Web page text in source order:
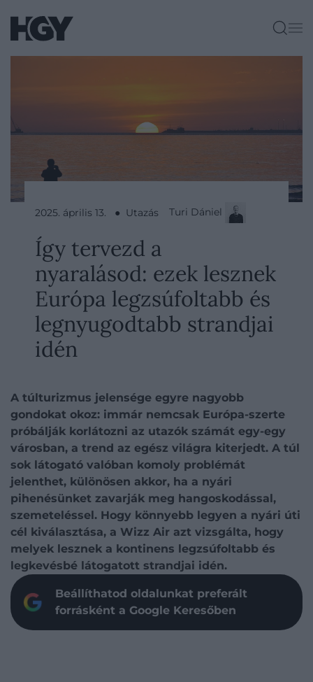
2025. április 13. ● Utazás Turi Dániel
Így tervezd a
nyaralásod: ezek lesznek
Európa legzsúfoltabb és
legnyugodtabb strandjai
idén
A túlturizmus jelensége egyre nagyobb
gondokat okoz: immár nemcsak Európa-szerte
próbálják korlátozni az utazók számát egy-egy
városban, a trend az egész világra kiterjedt. A túl
sok látogató valóban komoly problémát
jelenthet, különösen akkor, ha a nyári
pihenésünket zavarják meg hangoskodással,
szemeteléssel. Hogy könnyebb legyen a nyári úti
cél kiválasztása, a Wizz Air azt vizsgálta, hogy
melyek lesznek a kontinens legzsúfoltabb és
legkevésbé látogatott strandjai idén.
Beállíthatod oldalunkat preferált
forrásként a Google Keresőben